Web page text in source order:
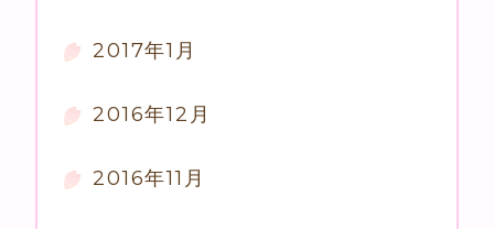
2017年1月
2016年12月
2016年11月